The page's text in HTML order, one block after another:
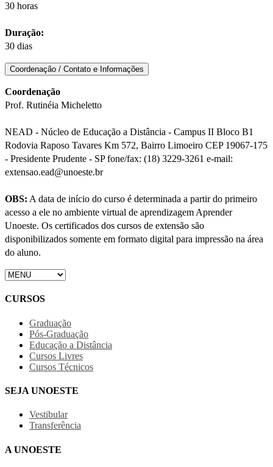
30 horas
Duração:
30 dias
Coordenação / Contato e Informações
Coordenação
Prof. Rutinéia Micheletto
NEAD - Núcleo de Educação a Distância - Campus II Bloco B1
Rodovia Raposo Tavares Km 572, Bairro Limoeiro CEP 19067-175
- Presidente Prudente - SP fone/fax: (18) 3229-3261 e-mail:
extensao.ead@unoeste.br
OBS: A data de início do curso é determinada a partir do primeiro
acesso a ele no ambiente virtual de aprendizagem Aprender
Unoeste. Os certificados dos cursos de extensão são
disponibilizados somente em formato digital para impressão na área
do aluno.
CURSOS
Graduação
Pós-Graduação
Educação a Distância
Cursos Livres
Cursos Técnicos
SEJA UNOESTE
Vestibular
Transferência
A UNOESTE